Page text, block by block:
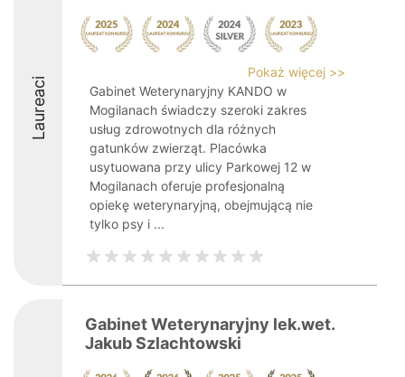
Laureaci
Pokaż więcej >>
Gabinet Weterynaryjny KANDO w
Mogilanach świadczy szeroki zakres
usług zdrowotnych dla różnych
gatunków zwierząt. Placówka
usytuowana przy ulicy Parkowej 12 w
Mogilanach oferuje profesjonalną
opiekę weterynaryjną, obejmującą nie
tylko psy i ...
Gabinet Weterynaryjny lek.wet.
Jakub Szlachtowski